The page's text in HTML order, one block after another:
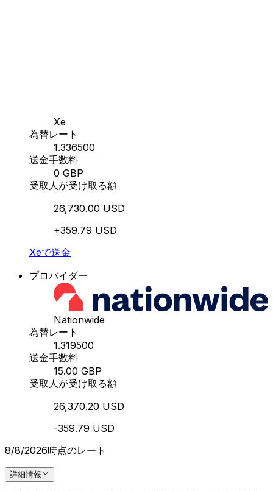
Xe
為替レート
1.336500
送金手数料
0 GBP
受取人が受け取る額
26,730.00 USD
+359.79 USD
Xeで送金
プロバイダー
Nationwide
為替レート
1.319500
送金手数料
15.00 GBP
受取人が受け取る額
26,370.20 USD
-359.79 USD
8/8/2026時点のレート
詳細情報